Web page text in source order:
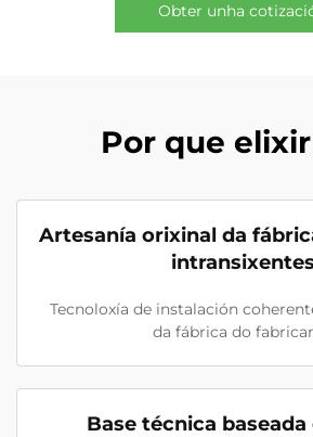
Obter unha
Por que
Artesanía orixinal da
intransixentes
Tecnoloxía de instalación
da fábrica do
Base técnica baseada